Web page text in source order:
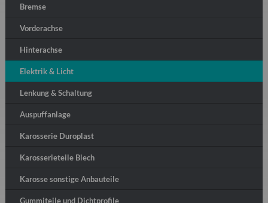
Bremse
Vorderachse
Hinterachse
Elektrik & Licht
Lenkung & Schaltung
Auspuffanlage
Karosserie Duroplast
Karosserieteile Blech
Karosse sonstige Anbauteile
Gummiteile und Dichtprofile